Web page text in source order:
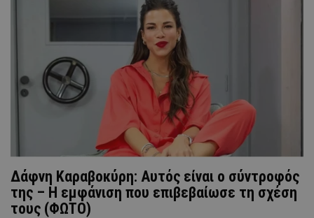
Δάφνη Καραβοκύρη: Αυτός είναι ο σύντροφός
της – Η εμφάνιση που επιβεβαίωσε τη σχέση
τους (ΦΩΤΟ)